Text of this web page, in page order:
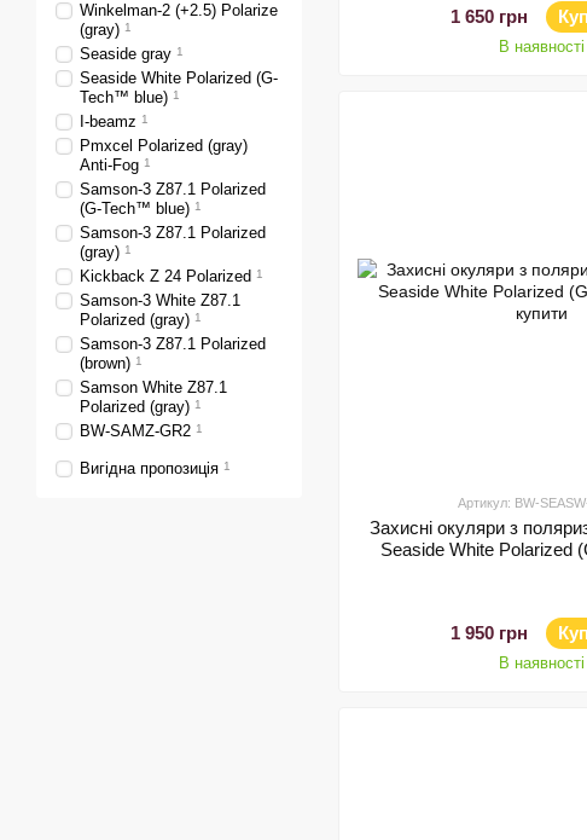
1 650 грн
В наявності
Артикул: BW-
Захисні окуляри з
Seaside White Polarized
1 950 грн
В наявності
Winkelman-2 (+2.5) Polarize
(gray) 1
Seaside gray 1
Seaside White Polarized (G-
Tech™ blue) 1
I-beamz 1
Pmxcel Polarized (gray)
Anti-Fog 1
Samson-3 Z87.1 Polarized
(G-Tech™ blue) 1
Samson-3 Z87.1 Polarized
(gray) 1
Kickback Z 24 Polarized 1
Samson-3 White Z87.1
Polarized (gray) 1
Samson-3 Z87.1 Polarized
(brown) 1
Samson White Z87.1
Polarized (gray) 1
BW-SAMZ-GR2 1
Вигідна пропозиція 1